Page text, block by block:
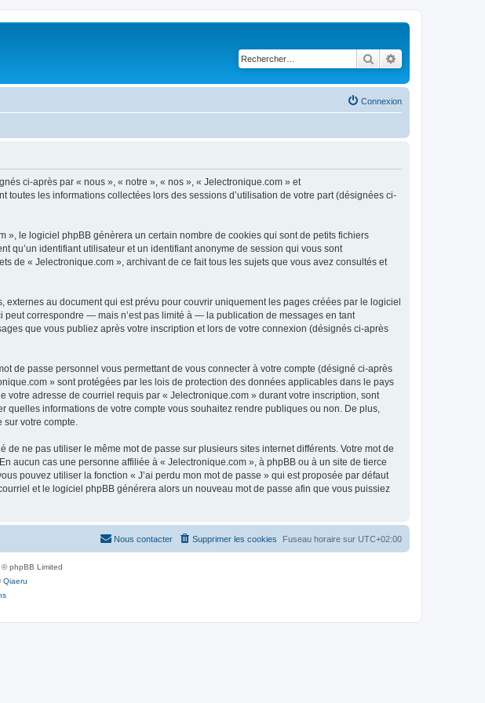
Rechercher
Connexion
ci-après par « nous », « notre », « nos », « Jelectronique.com » et
les informations collectées lors des sessions d’utilisation de votre part (désignées ci-
le logiciel phpBB génèrera un certain nombre de cookies qui sont de petits fichiers
qu’un identifiant utilisateur et un identifiant anonyme de session qui vous sont
de « Jelectronique.com », archivant de ce fait tous les sujets que vous avez consultés et
au document qui est prévu pour couvrir uniquement les pages créées par le logiciel
correspondre — mais n’est pas limité à — la publication de messages en tant
que vous publiez après votre inscription et lors de votre connexion (désignés ci-après
de passe personnel vous permettant de vous connecter à votre compte (désigné ci-après
» sont protégées par les lois de protection des données applicables dans le pays
votre adresse de courriel requis par « Jelectronique.com » durant votre inscription, sont
informations de votre compte vous souhaitez rendre publiques ou non. De plus,
votre compte.
ne pas utiliser le même mot de passe sur plusieurs sites internet différents. Votre mot de
aucun cas une personne affiliée à « Jelectronique.com », à phpBB ou à un site de tierce
pouvez utiliser la fonction « J’ai perdu mon mot de passe » qui est proposée par défaut
et le logiciel phpBB générera alors un nouveau mot de passe afin que vous puissiez
Fuseau horaire sur UTC+02:00
Supprimer les cookies
Nous contacter
phpBB Limited
Qiaeru